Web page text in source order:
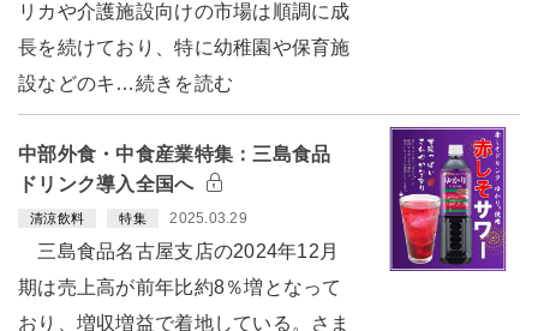
リカや介護施設向けの市場は順調に成
長を続けており、特に幼稚園や保育施
設などのキ…続きを読む
中部外食・中食産業特集：三島食品
ドリンク導入全国へ
清涼飲料 特集 2025.03.29
三島食品名古屋支店の2024年12月
期は売上高が前年比約8％増となって
おり、増収増益で着地している。さま